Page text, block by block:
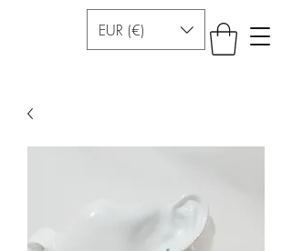
EUR (€)